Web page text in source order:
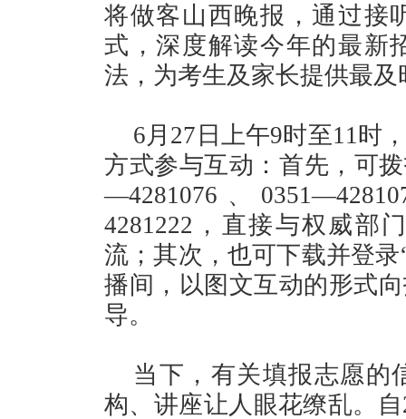
将做客山西晚报，通过接
式，深度解读今年的最新
法，为考生及家长提供最
6月27日上午9时至11时
方式参与互动：首先，可
—4281076、
4281222，直接与权威部
流；其次，也可下载并登
播间，以图文互动的形式
导。
当下，有关填报志愿的
构、讲座让人眼花缭乱。